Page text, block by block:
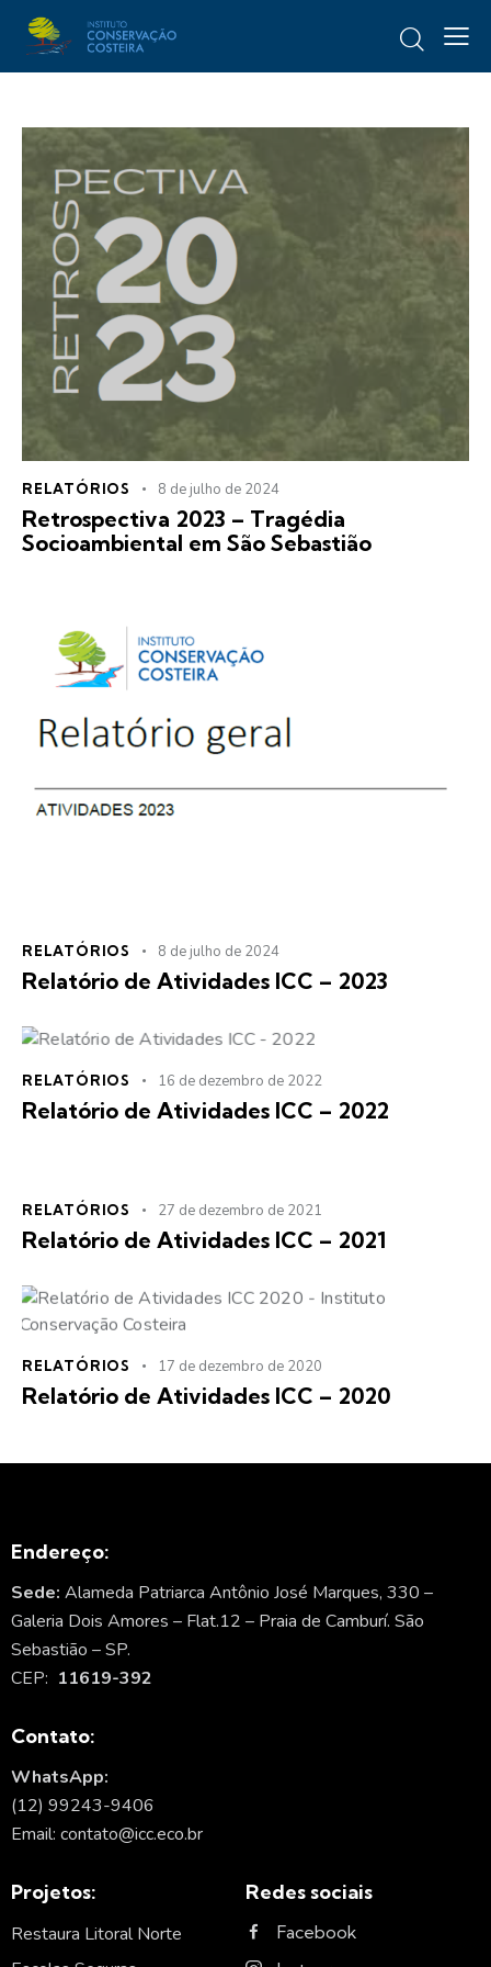
RELATÓRIOS 8 de julho de 2024
Retrospectiva 2023 – Tragédia
Socioambiental em São Sebastião
RELATÓRIOS 8 de julho de 2024
Relatório de Atividades ICC – 2023
RELATÓRIOS 16 de dezembro de 2022
Relatório de Atividades ICC – 2022
RELATÓRIOS 27 de dezembro de 2021
Relatório de Atividades ICC – 2021
RELATÓRIOS 17 de dezembro de 2020
Relatório de Atividades ICC – 2020
Endereço:
Sede: Alameda Patriarca Antônio José Marques, 330 –
Galeria Dois Amores – Flat.12 – Praia de Camburí. São
Sebastião – SP.
CEP: 11619-392
Contato:
WhatsApp:
(12) 99243-9406
Email: contato@icc.eco.br
Projetos:
Restaura Litoral Norte
Redes sociais
Facebook